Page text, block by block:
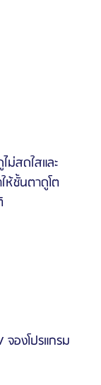
ม่สดใสและ
ชั้นตาดูโต
องโปรแกรม